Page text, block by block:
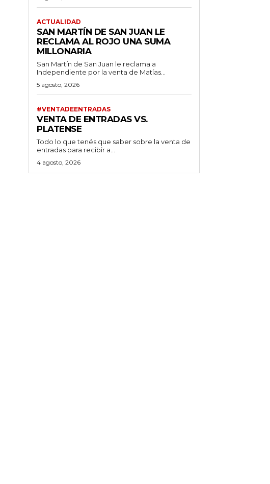
ACTUALIDAD
SAN MARTÍN DE SAN JUAN LE
RECLAMA AL ROJO UNA SUMA
MILLONARIA
San Martín de San Juan le reclama a
Independiente por la venta de Matías...
5 agosto, 2026
#VENTADEENTRADAS
VENTA DE ENTRADAS VS.
PLATENSE
Todo lo que tenés que saber sobre la venta de
entradas para recibir a...
4 agosto, 2026